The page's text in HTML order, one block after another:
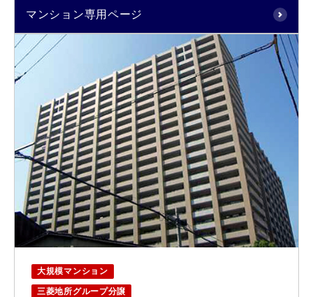
マンション専用ページ
大規模マンション
三菱地所グループ分譲